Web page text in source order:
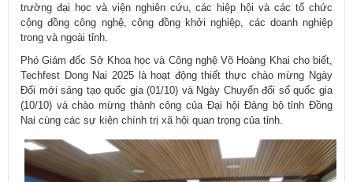
trường đại học và viện nghiên cứu, các hiệp hội và các tổ chức
cộng đồng công nghệ, cộng đồng khởi nghiệp, các doanh nghiệp
trong và ngoài tỉnh.
Phó Giám đốc Sở Khoa học và Công nghệ Võ Hoàng Khai cho biết,
Techfest Dong Nai 2025 là hoạt động thiết thực chào mừng Ngày
Đổi mới sáng tạo quốc gia (01/10) và Ngày Chuyển đổi số quốc gia
(10/10) và chào mừng thành công của Đại hội Đảng bộ tỉnh Đồng
Nai cùng các sự kiện chính trị xã hội quan trọng của tỉnh.